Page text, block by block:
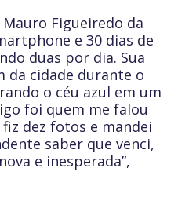
Figueiredo da
e 30 dias de
duas por dia. Sua
da cidade durante o
o céu azul em um
foi quem me falou
dez fotos e mandei
saber que venci,
e inesperada”,